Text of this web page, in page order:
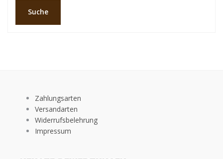
Suche
Zahlungsarten
Versandarten
Widerrufsbelehrung
Impressum